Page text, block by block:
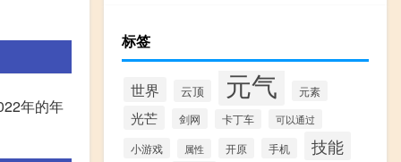
年的年
标签
世界 云顶 元气 元素
光芒 剑网 卡丁车 可以通过
小游戏 属性 开原 手机 技能